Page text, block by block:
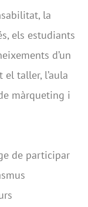
la
els estudiants
d’un
taller, l’aula
màrqueting i
de participar